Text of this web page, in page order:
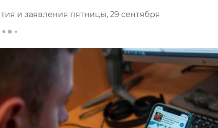
и заявления пятницы, 29 сентября